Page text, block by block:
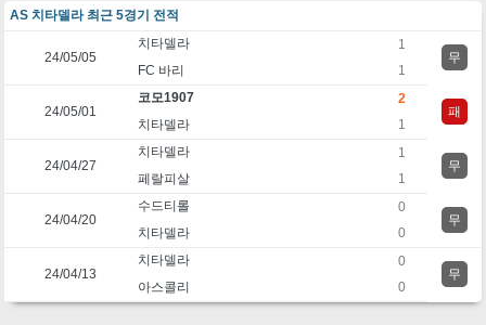
AS 치타델라 최근 5경기 전적
24/05/05
치타델라
1
무
FC 바리
1
24/05/01
코모1907
2
패
치타델라
1
24/04/27
치타델라
1
무
페랄피살
1
24/04/20
수드티롤
0
무
치타델라
0
24/04/13
치타델라
0
무
아스콜리
0